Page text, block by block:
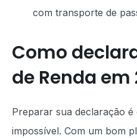
com transporte de
Como
de Renda em
Preparar sua declaração é
impossível. Com um bom